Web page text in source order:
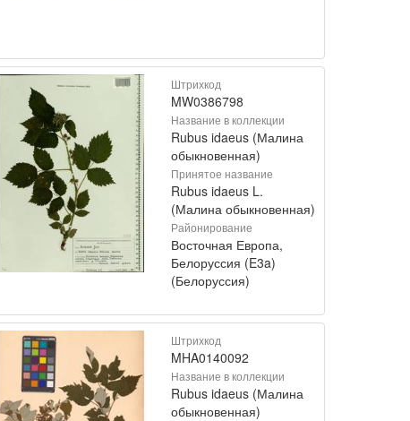
Штрихкод
MW0386798
Название в коллекции
Rubus idaeus (Малина
обыкновенная)
Принятое название
Rubus idaeus L.
(Малина обыкновенная)
Районирование
Восточная Европа,
Белоруссия (E3a)
(Белоруссия)
Штрихкод
MHA0140092
Название в коллекции
Rubus idaeus (Малина
обыкновенная)